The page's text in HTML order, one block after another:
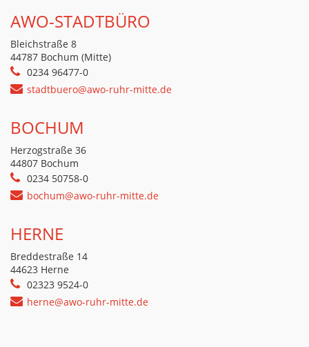
AWO-STADTBÜRO
Bleichstraße 8
44787 Bochum (Mitte)
0234 96477-0
stadtbuero@awo-ruhr-mitte.de
BOCHUM
Herzogstraße 36
44807 Bochum
0234 50758-0
bochum@awo-ruhr-mitte.de
HERNE
Breddestraße 14
44623 Herne
02323 9524-0
herne@awo-ruhr-mitte.de